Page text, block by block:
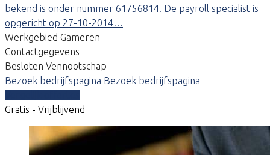
bekend is onder nummer 61756814. De payroll specialist is
opgericht op 27-10-2014…
Werkgebied Gameren
Contactgegevens
Besloten Vennootschap
Bezoek bedrijfspagina Bezoek bedrijfspagina
Gratis - Vrijblijvend